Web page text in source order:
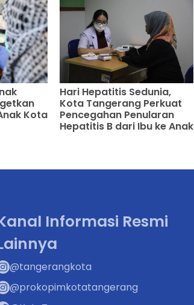
Kota
Hari Hepatitis Sedunia,
Kota Tangerang Perkuat
Pencegahan Penularan
Hepatitis B dari Ibu ke Anak
Informasi Resmi
@tangerangkota
@prokopimkotatangerang